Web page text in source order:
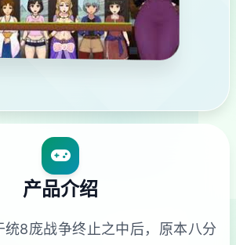
产品介绍
统8庞战争终止之中后，原本八分